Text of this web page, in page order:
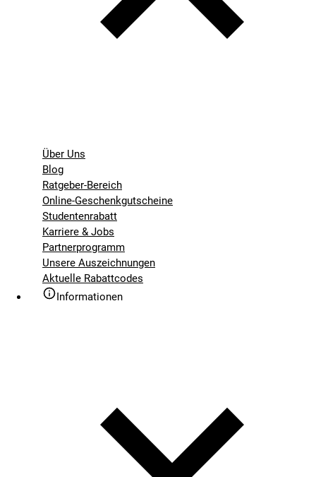
Über Uns
Blog
Ratgeber-Bereich
Online-Geschenkgutscheine
Studentenrabatt
Karriere & Jobs
Partnerprogramm
Unsere Auszeichnungen
Aktuelle Rabattcodes
Informationen